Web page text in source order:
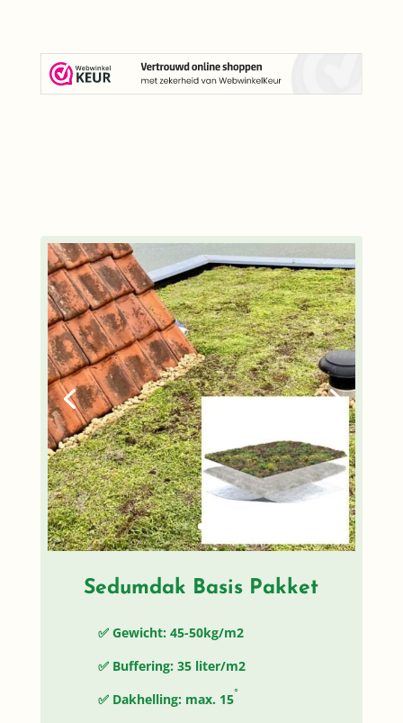
Sedumdak Basis Pakket
✅ Gewicht: 45-50kg/m2
✅ Buffering: 35 liter/m2
✅ Dakhelling: max. 15
◦